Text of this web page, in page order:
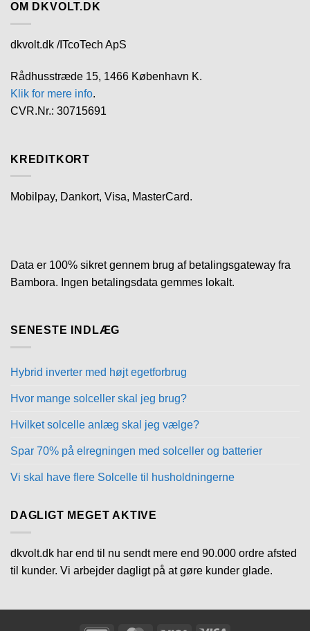
OM DKVOLT.DK
dkvolt.dk /ITcoTech ApS
Rådhusstræde 15, 1466 København K.
Klik for mere info.
CVR.Nr.: 30715691
KREDITKORT
Mobilpay, Dankort, Visa, MasterCard.
Data er 100% sikret gennem brug af betalingsgateway fra
Bambora. Ingen betalingsdata gemmes lokalt.
SENESTE INDLÆG
Hybrid inverter med højt egetforbrug
Hvor mange solceller skal jeg brug?
Hvilket solcelle anlæg skal jeg vælge?
Spar 70% på elregningen med solceller og batterier
Vi skal have flere Solcelle til husholdningerne
DAGLIGT MEGET AKTIVE
dkvolt.dk har end til nu sendt mere end 90.000 ordre afsted
til kunder. Vi arbejder dagligt på at gøre kunder glade.